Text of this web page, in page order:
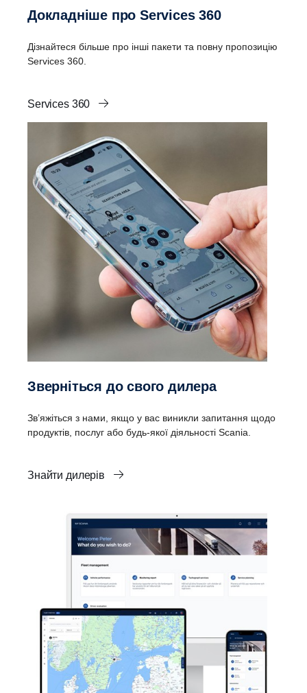
Докладніше про Services 360
Дізнайтеся більше про інші пакети та повну пропозицію
Services 360.
Services 360
Зверніться до свого дилера
Зв’яжіться з нами, якщо у вас виникли запитання щодо
продуктів, послуг або будь-якої діяльності Scania.
Знайти дилерів